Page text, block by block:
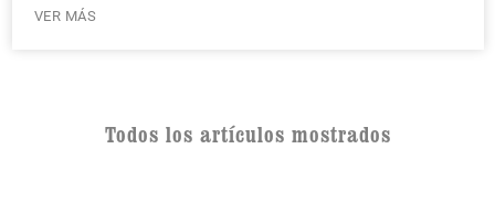
VER MÁS
Todos los artículos mostrados